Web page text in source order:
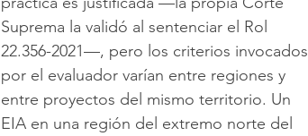
Suprema la validó al sentenciar el Rol
22.356-2021—, pero los criterios invocados
por el evaluador varían entre regiones y
entre proyectos del mismo territorio. Un
EIA en una región del extremo norte del